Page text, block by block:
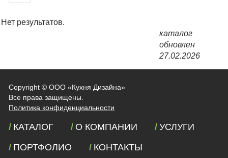
Нет результатов.
каталог
обновлен
27.02.2026
Copyright ©ООО «Кухня Дизайна»
Все права защищены.
Политика конфиденциальности
КАТАЛОГ О КОМПАНИИ
УСЛУГИ
ПОРТФОЛИО
КОНТАКТЫ